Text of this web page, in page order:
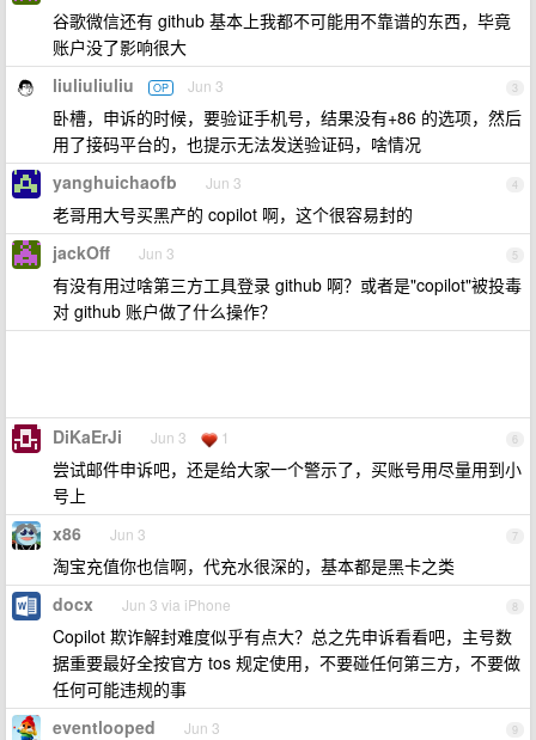
谷歌微信还有 github 基本上我都不可能用不靠谱的东西，毕竟
账户没了影响很大
3
liuliuliuliu OP Jun 3
卧槽，申诉的时候，要验证手机号，结果没有+86 的选项，然后
用了接码平台的，也提示无法发送验证码，啥情况
4
yanghuichaofb Jun 3
老哥用大号买黑产的 copilot 啊，这个很容易封的
5
jackOff Jun 3
有没有用过啥第三方工具登录 github 啊？或者是"copilot"被投毒
对 github 账户做了什么操作？
6
DiKaErJi Jun 3 1
尝试邮件申诉吧，还是给大家一个警示了，买账号用尽量用到小
号上
7
x86 Jun 3
淘宝充值你也信啊，代充水很深的，基本都是黑卡之类
8
docx Jun 3 via iPhone
Copilot 欺诈解封难度似乎有点大？总之先申诉看看吧，主号数
据重要最好全按官方 tos 规定使用，不要碰任何第三方，不要做
任何可能违规的事
9
eventlooped Jun 3